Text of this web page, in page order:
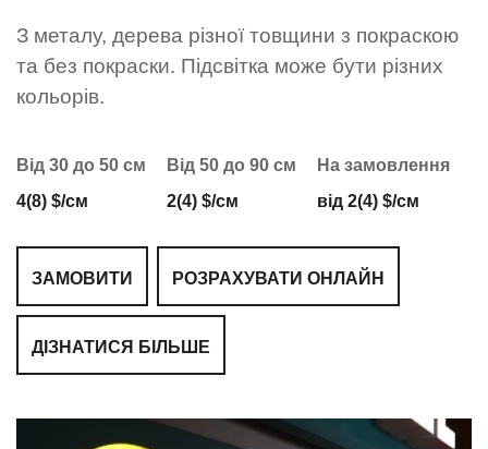
З металу, дерева різної товщини з покраскою
та без покраски. Підсвітка може бути різних
кольорів.
Від 30 до 50 см
4(8) $/см
Від 50 до 90 см
2(4) $/см
На замовлення
від 2(4) $/см
ЗАМОВИТИ РОЗРАХУВАТИ ОНЛАЙН
ДІЗНАТИСЯ БІЛЬШЕ